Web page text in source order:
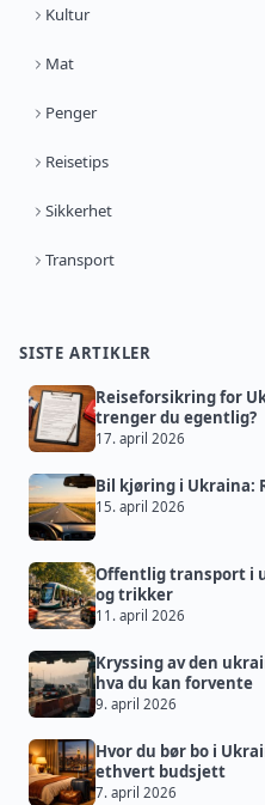
Kultur
Mat
Penger
Reisetips
Sikkerhet
Transport
SISTE ARTIKLER
Reiseforsikring for
trenger du egentlig?
17. april 2026
Bil kjøring i Ukraina:
15. april 2026
Offentlig transport i
og trikker
11. april 2026
Kryssing av den
hva du kan forvente
9. april 2026
Hvor du bør bo i
ethvert budsjett
7. april 2026